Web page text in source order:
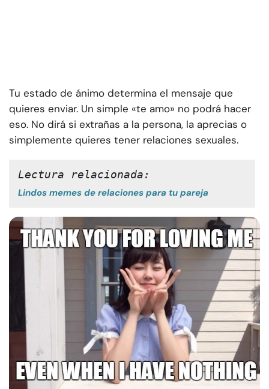
Tu estado de ánimo determina el mensaje que
quieres enviar. Un simple «te amo» no podrá hacer
eso. No dirá si extrañas a la persona, la aprecias o
simplemente quieres tener relaciones sexuales.
Lectura relacionada:
Lindos memes de relaciones para tu pareja